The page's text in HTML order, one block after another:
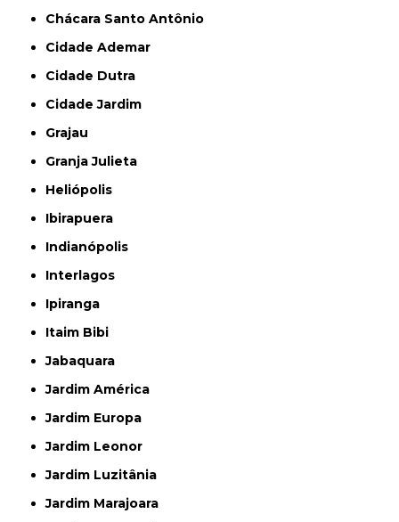
Chácara Santo Antônio
Cidade Ademar
Cidade Dutra
Cidade Jardim
Grajau
Granja Julieta
Heliópolis
Ibirapuera
Indianópolis
Interlagos
Ipiranga
Itaim Bibi
Jabaquara
Jardim América
Jardim Europa
Jardim Leonor
Jardim Luzitânia
Jardim Marajoara